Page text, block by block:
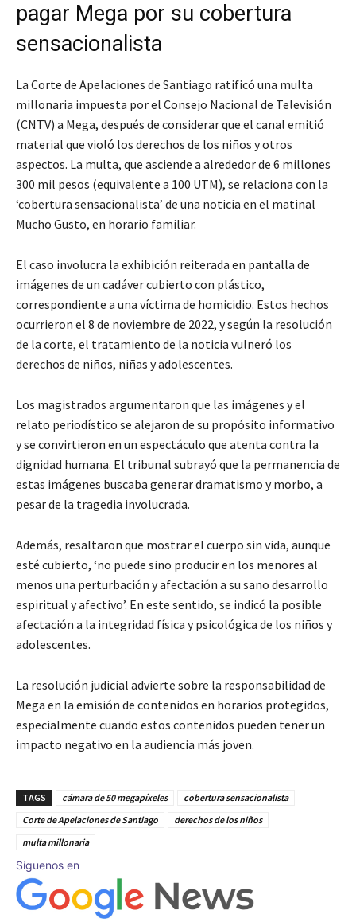
pagar Mega por su cobertura
sensacionalista
La Corte de Apelaciones de Santiago ratificó una multa
millonaria impuesta por el Consejo Nacional de Televisión
(CNTV) a Mega, después de considerar que el canal emitió
material que violó los derechos de los niños y otros
aspectos. La multa, que asciende a alrededor de 6 millones
300 mil pesos (equivalente a 100 UTM), se relaciona con la
‘cobertura sensacionalista’ de una noticia en el matinal
Mucho Gusto, en horario familiar.
El caso involucra la exhibición reiterada en pantalla de
imágenes de un cadáver cubierto con plástico,
correspondiente a una víctima de homicidio. Estos hechos
ocurrieron el 8 de noviembre de 2022, y según la resolución
de la corte, el tratamiento de la noticia vulneró los
derechos de niños, niñas y adolescentes.
Los magistrados argumentaron que las imágenes y el
relato periodístico se alejaron de su propósito informativo
y se convirtieron en un espectáculo que atenta contra la
dignidad humana. El tribunal subrayó que la permanencia de
estas imágenes buscaba generar dramatismo y morbo, a
pesar de la tragedia involucrada.
Además, resaltaron que mostrar el cuerpo sin vida, aunque
esté cubierto, ‘no puede sino producir en los menores al
menos una perturbación y afectación a su sano desarrollo
espiritual y afectivo’. En este sentido, se indicó la posible
afectación a la integridad física y psicológica de los niños y
adolescentes.
La resolución judicial advierte sobre la responsabilidad de
Mega en la emisión de contenidos en horarios protegidos,
especialmente cuando estos contenidos pueden tener un
impacto negativo en la audiencia más joven.
TAGS cámara de 50 megapíxeles
cobertura sensacionalista
Corte de Apelaciones de Santiago
derechos de los niños
multa millonaria
Síguenos en